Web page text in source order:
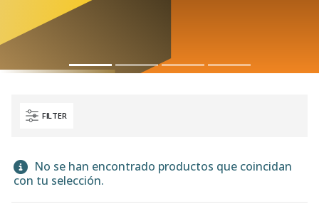
FILTER
No se han encontrado productos que coincidan
con tu selección.